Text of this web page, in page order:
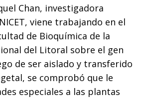
Chan, investigadora
viene trabajando en el
de Bioquímica de la
del Litoral sobre el gen
de ser aislado y transferido
se comprobó que le
especiales a las plantas